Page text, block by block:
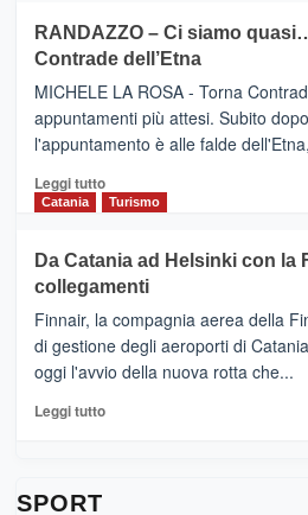
IL
NUOVO
SUMMER
CLUB
VIAGRANDE
(Ct)
–
Benanti
presenta
“Vino
&
Cultura
tappe
dell’enoturismo
RANDAZZO – Ci siamo
Contrade dell’Etna
MICHELE LA ROSA - Torna
appuntamenti più attesi. Subito
l'appuntamento è alle falde
Leggi tuttoLeggi
di
RANDAZZO
–
Ci
siamo
quasi….
pronti
per
Catania Turismo
Da Catania ad Helsinki con la
collegamenti
Finnair, la compagnia aerea della
di gestione degli aeroporti di
oggi l'avvio della nuova rotta che...
Leggi tuttoLeggi
SPORT